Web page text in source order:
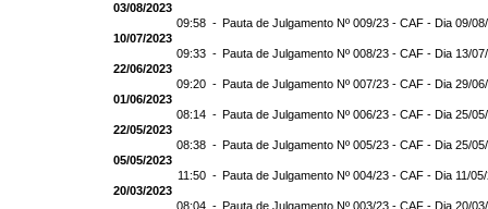
03/08/2023
09:58 - Pauta de Julgamento Nº 009/23 - CAF - Dia 09/
10/07/2023
09:33 - Pauta de Julgamento Nº 008/23 - CAF - Dia 13/
22/06/2023
09:20 - Pauta de Julgamento Nº 007/23 - CAF - Dia 29/
01/06/2023
08:14 - Pauta de Julgamento Nº 006/23 - CAF - Dia 25/
22/05/2023
08:38 - Pauta de Julgamento Nº 005/23 - CAF - Dia 25/
05/05/2023
11:50 - Pauta de Julgamento Nº 004/23 - CAF - Dia 11/
20/03/2023
08:04 - Pauta de Julgamento Nº 003/23 - CAF - Dia 20/